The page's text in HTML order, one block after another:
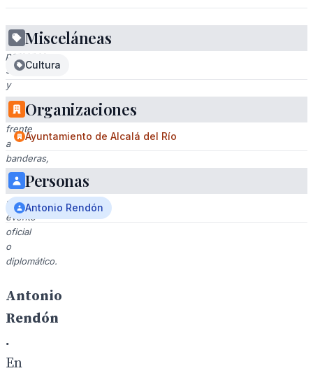
Dos
personas
sonríen
y
se
saludan
frente
a
banderas,
posiblemente
en
un
evento
oficial
o
diplomático.
Antonio
Rendón
.
En
Misceláneas
Cultura
Organizaciones
Ayuntamiento de Alcalá del Río
Personas
Antonio Rendón